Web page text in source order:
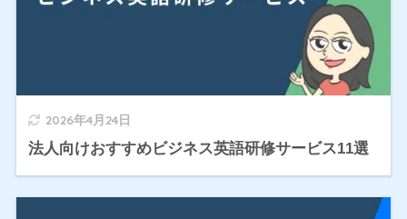
2026年4月24日
法人向けおすすめビジネス英語研修サービス11選